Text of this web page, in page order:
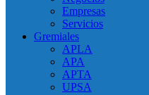
Empresas
Servicios
Gremiales
APLA
APA
APTA
UPSA